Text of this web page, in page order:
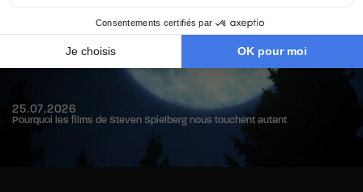
25.07.2026
Pourquoi les films de Steven Spielberg nous touchent autant